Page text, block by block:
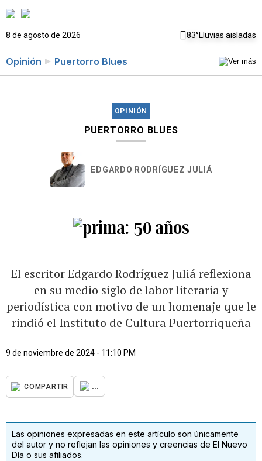
8 de agosto de 2026 83°Lluvias aisladas
Opinión Puertorro Blues
OPINIÓN
PUERTORRO BLUES
EDGARDO RODRÍGUEZ JULIÁ
50 años
El escritor Edgardo Rodríguez Juliá reflexiona
en su medio siglo de labor literaria y
periodística con motivo de un homenaje que le
rindió el Instituto de Cultura Puertorriqueña
9 de noviembre de 2024 - 11:10 PM
COMPARTIR ...
Las opiniones expresadas en este artículo son únicamente
del autor y no reflejan las opiniones y creencias de El Nuevo
Día o sus afiliados.